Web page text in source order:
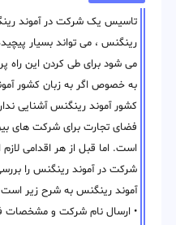
تاسیس یک شرکت در آموند
رینگنس ، می تواند بسیار
می شود برای طی کردن این راه
به خصوص اگر به زبان کشور
کشور آموند رینگنس آشنایی
فضای تجارت برای شرکت های
است. اما قبل از هر اقدامی
شرکت در آموند رینگنس را
آموند رینگنس به شرح زیر
• ارسال نام شرکت و مشخصات